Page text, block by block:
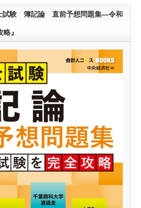
試験 簿記論 直前予想問題集―令和
』